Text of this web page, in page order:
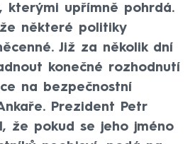
kterými upřímně pohrdá.
některé politiky
Již za několik dní
konečné rozhodnutí
na bezpečnostní
Prezident Petr
že pokud se jeho jméno